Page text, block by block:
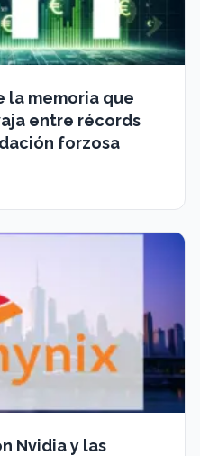
la memoria que
entre récords
forzosa
Nvidia y las